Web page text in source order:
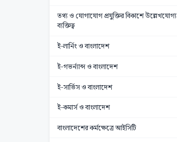
তথ্য ও যোগাযোগ প্রযুক্তির বিকাশে উল্লেখযোগ্য
ব্যক্তিত্ব
ই-লার্নিং ও বাংলাদেশ
ই-গভর্ন্যান্স ও বাংলাদেশ
ই-সার্ভিস ও বাংলাদেশ
ই-কমার্স ও বাংলাদেশ
বাংলাদেশের কর্মক্ষেত্রে আইসিটি